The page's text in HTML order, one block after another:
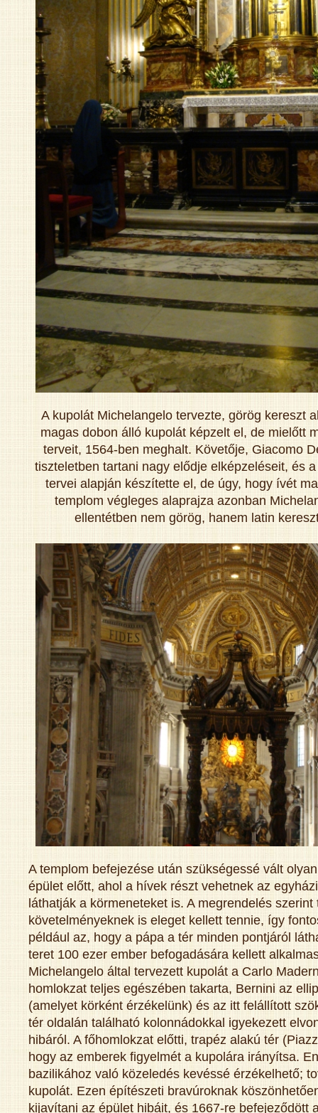
A kupolát Michelangelo tervezte, görög kereszt
magas dobon álló kupolát képzelt el, de mielőtt
terveit, 1564-ben meghalt. Követője, Giacomo
tiszteletben tartani nagy elődje elképzeléseit, és
tervei alapján készítette el, de úgy, hogy ívét
templom végleges alaprajza azonban
ellentétben nem görög, hanem latin
A templom befejezése után szükségessé vált
épület előtt, ahol a hívek részt vehetnek az
láthatják a körmeneteket is. A megrendelés szerint
követelményeknek is eleget kellett tennie, így
például az, hogy a pápa a tér minden pontjáról
teret 100 ezer ember befogadására kellett
Michelangelo által tervezett kupolát a Carlo
homlokzat teljes egészében takarta, Bernini az
(amelyet körként érzékelünk) és az itt felállított
tér oldalán található kolonnádokkal igyekezett
hibáról. A főhomlokzat előtti, trapéz alakú tér
hogy az emberek figyelmét a kupolára irányítsa.
bazilikához való közeledés kevéssé érzékelhető;
kupolát. Ezen építészeti bravúroknak
kijavítani az épület hibáit, és 1667-re befejeződött